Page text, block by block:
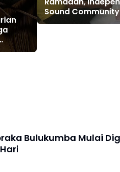
Sound
Buka Puasa
Bulukumba Mulai